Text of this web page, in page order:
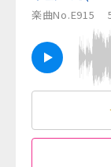
楽曲No.E915